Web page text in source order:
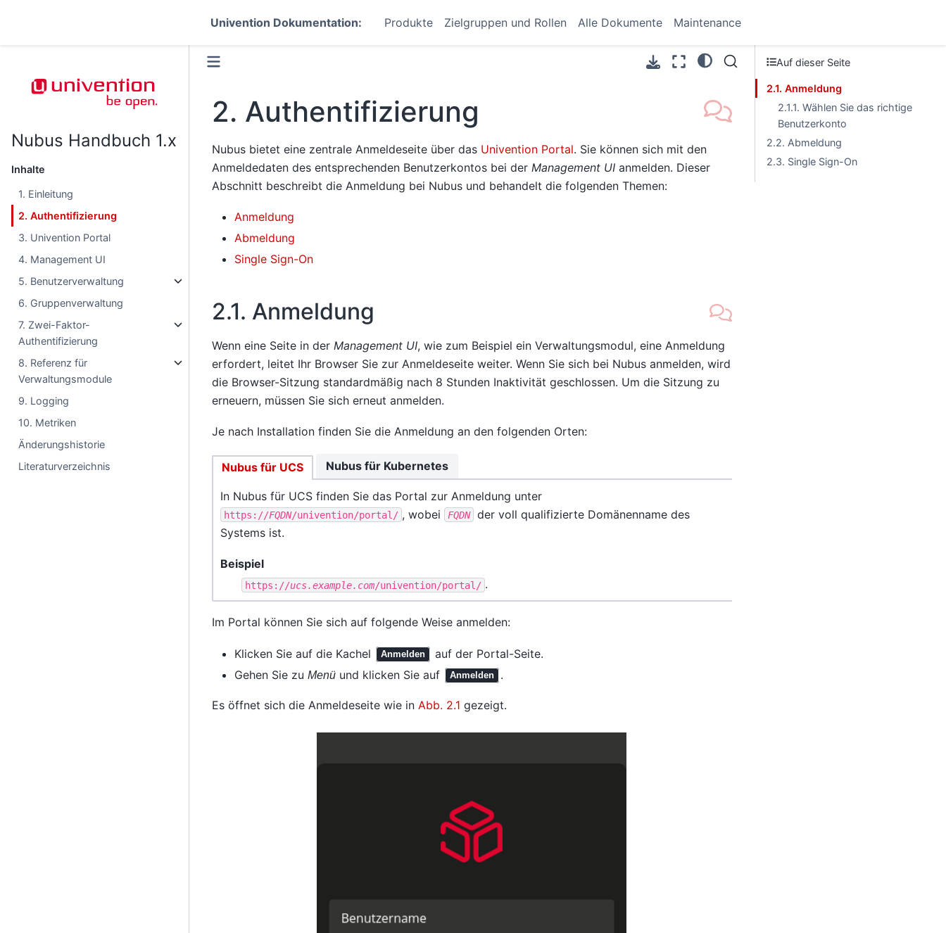
Univention Dokumentation: Produkte Zielgruppen und Rollen Alle Dokumente Maintenance
Nubus Handbuch 1.x
Inhalte
1. Einleitung
2. Authentifizierung
3. Univention Portal
4. Management UI
5. Benutzerverwaltung
6. Gruppenverwaltung
7. Zwei-Faktor-
Authentifizierung
8. Referenz für
Verwaltungsmodule
9. Logging
10. Metriken
Änderungshistorie
Literaturverzeichnis
2. Authentifizierung
Nubus bietet eine zentrale Anmeldeseite über das Univention Portal. Sie können sich mit den
Anmeldedaten des entsprechenden Benutzerkontos bei der Management UIanmelden. Dieser
Abschnitt beschreibt die Anmeldung bei Nubus und behandelt die folgenden Themen:
Anmeldung
Abmeldung
Single Sign-On
2.1. Anmeldung
Wenn eine Seite in der Management UI, wie zum Beispiel ein Verwaltungsmodul, eine Anmeldung
erfordert, leitet Ihr Browser Sie zur Anmeldeseite weiter. Wenn Sie sich bei Nubus anmelden, wird
die Browser-Sitzung standardmäßig nach 8 Stunden Inaktivität geschlossen. Um die Sitzung zu
erneuern, müssen Sie sich erneut anmelden.
Je nach Installation finden Sie die Anmeldung an den folgenden Orten:
Nubus für UCS
In Nubus für UCS finden Sie das Portal zur Anmeldung unter
https://FQDN/univention/portal/ , wobei FQDN
der voll qualifizierte Domänenname des
Systems ist.
Beispiel
https://ucs.example.com/univention/portal/ .
Nubus für Kubernetes
Im Portal können Sie sich auf folgende Weise anmelden:
Klicken Sie auf die Kachel Anmelden
auf der Portal-Seite.
Gehen Sie zu Menüund klicken Sie auf Anmelden .
Es öffnet sich die Anmeldeseite wie in Abb. 2.1 gezeigt.
Auf dieser Seite
2.1. Anmeldung
2.1.1. Wählen Sie das richtige
Benutzerkonto
2.2. Abmeldung
2.3. Single Sign-On